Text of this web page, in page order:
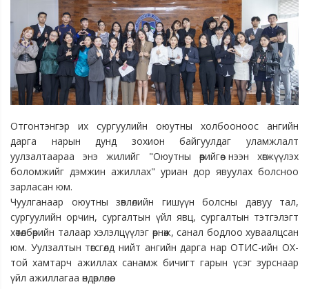
Отгонтэнгэр их сургуулийн оюутны холбооноос ангийн
дарга нарын дунд зохион байгуулдаг уламжлалт
уулзалтаараа энэ жилийг "Оюутны өөрийгөө нээн хөгжүүлэх
боломжийг дэмжин ажиллах" уриан дор явуулах болсноо
зарласан юм.
Чуулганаар оюутны зөвлөлийн гишүүн болсны давуу тал,
сургуулийн орчин, сургалтын үйл явц, сургалтын тэтгэлэгт
хөтөлбөрийн талаар хэлэлцүүлэг өрнөж, санал бодлоо хуваалцсан
юм. Уулзалтын төгсгөлд нийт ангийн дарга нар ОТИС-ийн ОХ-
той хамтарч ажиллах санамж бичигтгарын үсэг зурснаар
үйл ажиллагаа өндөрлөлөө.